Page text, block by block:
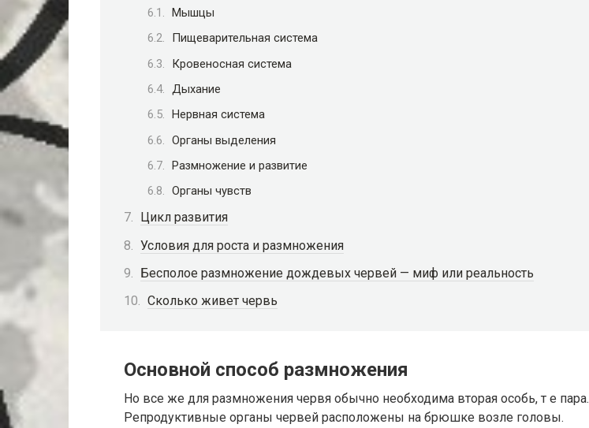
Мышцы
Пищеварительная система
Кровеносная система
Дыхание
Нервная система
Органы выделения
Размножение и развитие
Органы чувств
Цикл развития
Условия для роста и размножения
Бесполое размножение дождевых червей — миф или реальность
Сколько живет червь
Основной способ размножения
Но все же для размножения червя обычно необходима вторая особь, т е пара.
Репродуктивные органы червей расположены на брюшке возле головы.